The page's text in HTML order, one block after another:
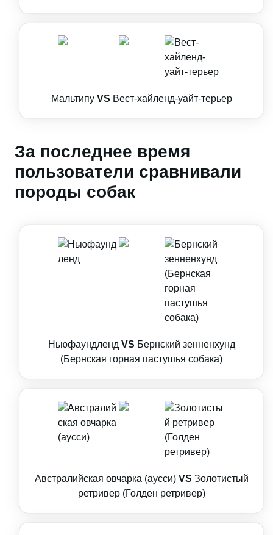
Мальтипу VS Вест-хайленд-уайт-терьер
За последнее время
пользователи сравнивали
породы собак
Ньюфаундленд VS Бернский зенненхунд
(Бернская горная пастушья собака)
Австралийская овчарка (аусси) VS Золотистый
ретривер (Голден ретривер)